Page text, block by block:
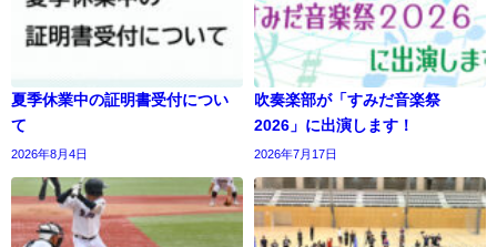
夏季休業中の証明書受付につい
て
2026年8月4日
吹奏楽部が「すみだ音楽祭
2026」に出演します！
2026年7月17日